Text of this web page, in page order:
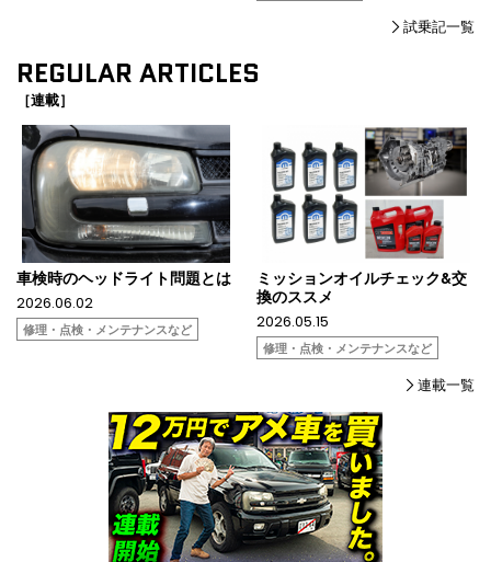
試乗記一覧
REGULAR ARTICLES
［連載］
車検時のヘッドライト問題とは
2026.06.02
修理・点検・メンテナンスなど
ミッションオイルチェック&交
換のススメ
2026.05.15
修理・点検・メンテナンスなど
連載一覧